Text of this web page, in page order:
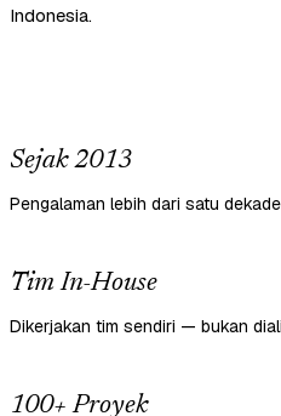
Indonesia.
Sejak 2013
Pengalaman lebih dari satu
Tim In-House
Dikerjakan tim sendiri — bukan
100+ Proyek